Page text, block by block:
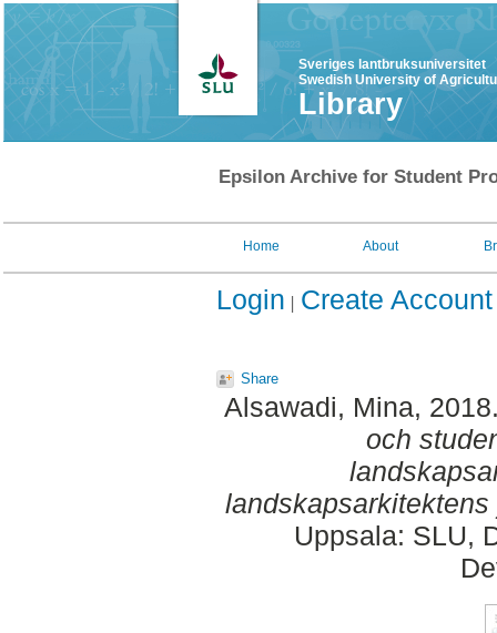
Sveriges lantbruksuniversitet
Swedish University of
Library
Epsilon Archive for Student
Home About
Login Create Account
Share
Alsawadi, Mina,
och
landskapsarkitektens
Uppsala: SLU,